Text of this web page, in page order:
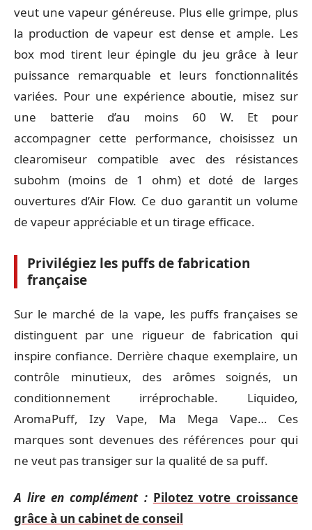
veut une vapeur généreuse. Plus elle grimpe, plus
la production de vapeur est dense et ample. Les
box mod tirent leur épingle du jeu grâce à leur
puissance remarquable et leurs fonctionnalités
variées. Pour une expérience aboutie, misez sur
une batterie d’au moins 60 W. Et pour
accompagner cette performance, choisissez un
clearomiseur compatible avec des résistances
subohm (moins de 1 ohm) et doté de larges
ouvertures d’Air Flow. Ce duo garantit un volume
de vapeur appréciable et un tirage efficace.
Privilégiez les puffs de fabrication
française
Sur le marché de la vape, les puffs françaises se
distinguent par une rigueur de fabrication qui
inspire confiance. Derrière chaque exemplaire, un
contrôle minutieux, des arômes soignés, un
conditionnement irréprochable. Liquideo,
AromaPuff, Izy Vape, Ma Mega Vape… Ces
marques sont devenues des références pour qui
ne veut pas transiger sur la qualité de sa puff.
A lire en complément : Pilotez votre croissance
grâce à un cabinet de conseil